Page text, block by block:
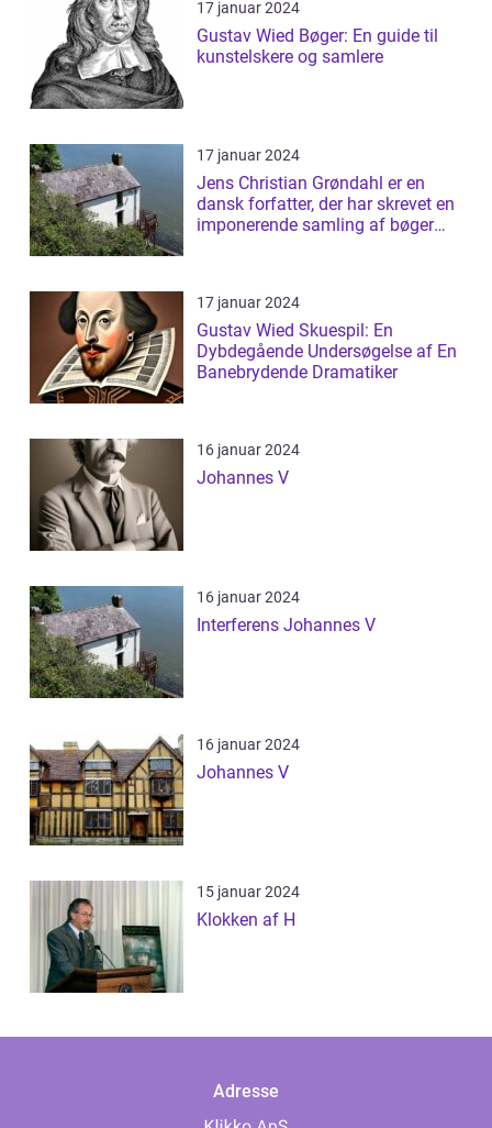
17 januar 2024
Gustav Wied Bøger: En guide til
kunstelskere og samlere
17 januar 2024
Jens Christian Grøndahl er en
dansk forfatter, der har skrevet en
imponerende samling af bøger
17 januar 2024
Gustav Wied Skuespil: En
Dybdegående Undersøgelse af En
Banebrydende Dramatiker
16 januar 2024
Johannes V
16 januar 2024
Interferens Johannes V
16 januar 2024
Johannes V
15 januar 2024
Klokken af H
Adresse